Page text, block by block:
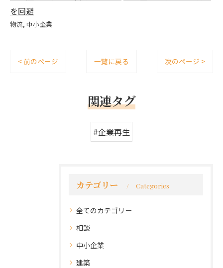
を回避
物流 中小企業
< 前のページ 一覧に戻る 次のページ >
関連タグ
#企業再生
カテゴリー Categories
全てのカテゴリー
相談
中小企業
建築